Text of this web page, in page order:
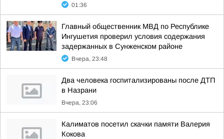
01:36
Главный общественник МВД по Республике
Ингушетия проверил условия содержания
задержанных в Сунженском районе
Вчера, 23:48
Два человека госпитализированы после ДТП
в Назрани
Вчера, 23:06
Калиматов посетил скачки памяти Валерия
Кокова